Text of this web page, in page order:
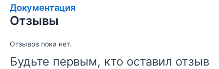
Документация
Отзывы
Отзывов пока нет.
Будьте первым, кто оставил отзыв